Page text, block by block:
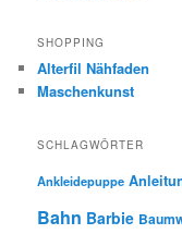
SHOPPING
Alterfil Nähfaden
Maschenkunst
SCHLAGWÖRTER
Ankleidepuppe
Bahn Barbie